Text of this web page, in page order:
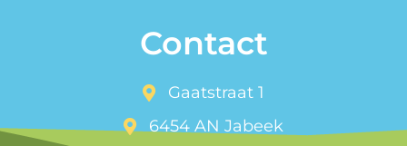
Contact
Gaatstraat 1
6454 AN Jabeek